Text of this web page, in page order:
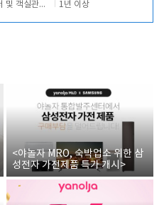
카운터 및 객실관리 전반 1년 이상
<야놀자 MRO, 숙박업소 위한 삼
성전자 가전제품 특가 개시>